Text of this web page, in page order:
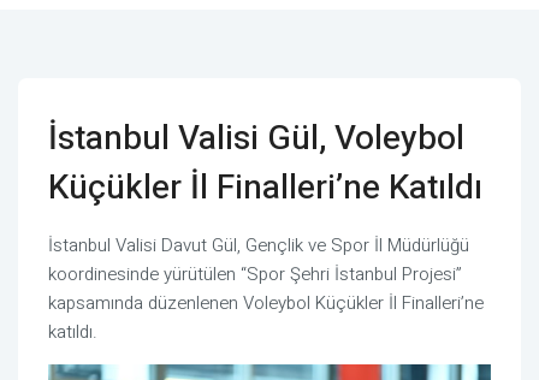
İstanbul Valisi Gül, Voleybol
Küçükler İl Finalleri’ne Katıldı
İstanbul Valisi Davut Gül, Gençlik ve Spor İl Müdürlüğü
koordinesinde yürütülen “Spor Şehri İstanbul Projesi”
kapsamında düzenlenen Voleybol Küçükler İl Finalleri’ne
katıldı.